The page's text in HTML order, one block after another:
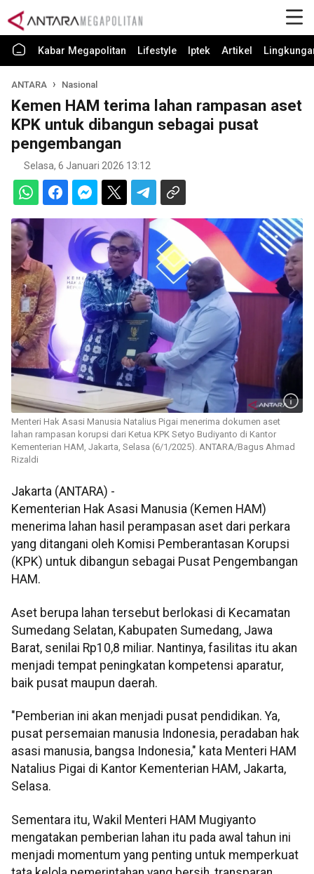
Kabar Megapolitan Lifestyle Iptek Artikel
ANTARA Nasional
Kemen HAM terima lahan rampasan aset
KPK untuk dibangun sebagai pusat
pengembangan
Selasa, 6 Januari 2026 13:12
Menteri Hak Asasi Manusia Natalius Pigai menerima dokumen aset
lahan rampasan korupsi dari Ketua KPK Setyo Budiyanto di Kantor
Kementerian HAM, Jakarta, Selasa (6/1/2025). ANTARA/Bagus Ahmad
Rizaldi
Jakarta (ANTARA) -
Kementerian Hak Asasi Manusia (Kemen HAM)
menerima lahan hasil perampasan aset dari perkara
yang ditangani oleh Komisi Pemberantasan Korupsi
(KPK) untuk dibangun sebagai Pusat Pengembangan
HAM.
Aset berupa lahan tersebut berlokasi di Kecamatan
Sumedang Selatan, Kabupaten Sumedang, Jawa
Barat, senilai Rp10,8 miliar. Nantinya, fasilitas itu akan
menjadi tempat peningkatan kompetensi aparatur,
baik pusat maupun daerah.
"Pemberian ini akan menjadi pusat pendidikan. Ya,
pusat persemaian manusia Indonesia, peradaban hak
asasi manusia, bangsa Indonesia," kata Menteri HAM
Natalius Pigai di Kantor Kementerian HAM, Jakarta,
Selasa.
Sementara itu, Wakil Menteri HAM Mugiyanto
mengatakan pemberian lahan itu pada awal tahun ini
menjadi momentum yang penting untuk memperkuat